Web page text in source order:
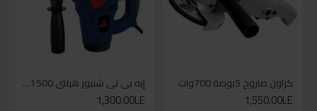
كراون صاروخ 5بوصة 700وات
1,550.00LE
إيه بي تي شنيور هيلتي 1500وات
1,300.00LE